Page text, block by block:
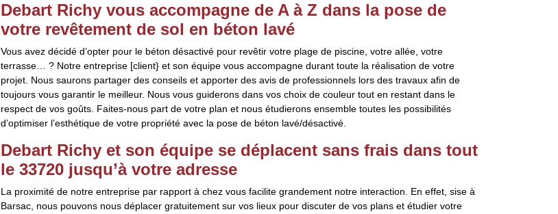
Debart Richy vous accompagne de A à Z dans la pose de
votre revêtement de sol en béton lavé
Vous avez décidé d’opter pour le béton désactivé pour revêtir votre plage de piscine, votre allée, votre
terrasse… ? Notre entreprise [client} et son équipe vous accompagne durant toute la réalisation de votre
projet. Nous saurons partager des conseils et apporter des avis de professionnels lors des travaux afin de
toujours vous garantir le meilleur. Nous vous guiderons dans vos choix de couleur tout en restant dans le
respect de vos goûts. Faites-nous part de votre plan et nous étudierons ensemble toutes les possibilités
d’optimiser l’esthétique de votre propriété avec la pose de béton lavé/désactivé.
Debart Richy et son équipe se déplacent sans frais dans tout
le 33720 jusqu’à votre adresse
La proximité de notre entreprise par rapport à chez vous facilite grandement notre interaction. En effet, sise à
Barsac, nous pouvons nous déplacer gratuitement sur vos lieux pour discuter de vos plans et étudier votre